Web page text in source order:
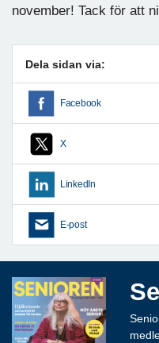
november! Tack för att
Dela sidan via:
Facebook
X
LinkedIn
E-post